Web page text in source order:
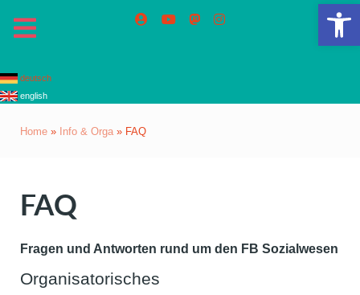
deutsch
english
Home » Info & Orga» FAQ
FAQ
Fragen und Antworten rund um den FB Sozialwesen
Organisatorisches